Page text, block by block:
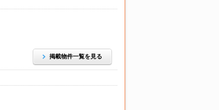
掲載物件一覧を見る